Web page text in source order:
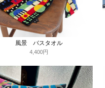
風景 バスタオル
4,400円